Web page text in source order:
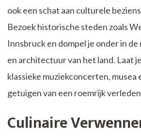
ook een schat aan culturele
Bezoek historische steden zoals
Innsbruck en dompel je onder in
en architectuur van het land. Laat
klassieke muziekconcerten, musea
getuigen van een roemrijk
Culinaire